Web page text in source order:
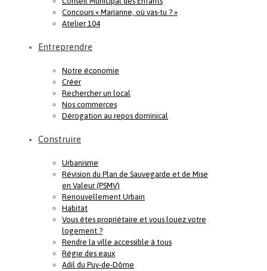
Concours « Marianne, où vas-tu ? »
Atelier 104
Entreprendre
Notre économie
Créer
Rechercher un local
Nos commerces
Dérogation au repos dominical
Construire
Urbanisme
Révision du Plan de Sauvegarde et de Mise
en Valeur (PSMV)
Renouvellement Urbain
Habitat
Vous êtes propriétaire et vous louez votre
logement ?
Rendre la ville accessible à tous
Régie des eaux
Adil du Puy-de-Dôme